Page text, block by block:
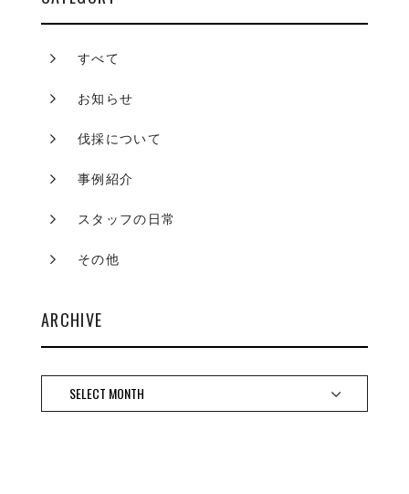
すべて
お知らせ
伐採について
事例紹介
スタッフの日常
その他
ARCHIVE